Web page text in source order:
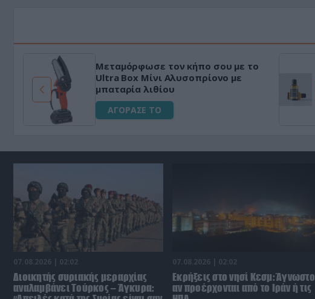
Μεταμόρφωσε τον κήπο σου με το
Ultra Box Μίνι Αλυσοπρίονο με
μπαταρία λιθίου
ΑΓΟΡΑΣΕ ΤΟ
07.08.2026 | 02:02
Διοικητής συριακής μεραρχίας
αναλαμβάνει Τούρκος – Άγκυρα:
07.08.2026 | 02:02
Εκρήξεις στο νησί Κεσμ: Άγνωστο
αν προέρχονται από το Ιράν ή τις